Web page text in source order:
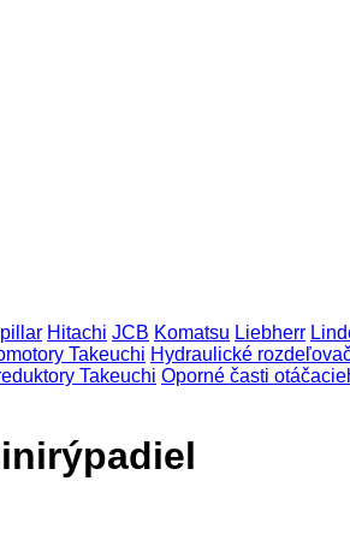
Hitachi JCB Komatsu Liebherr
Takeuchi Hydraulické
Takeuchi Oporné časti